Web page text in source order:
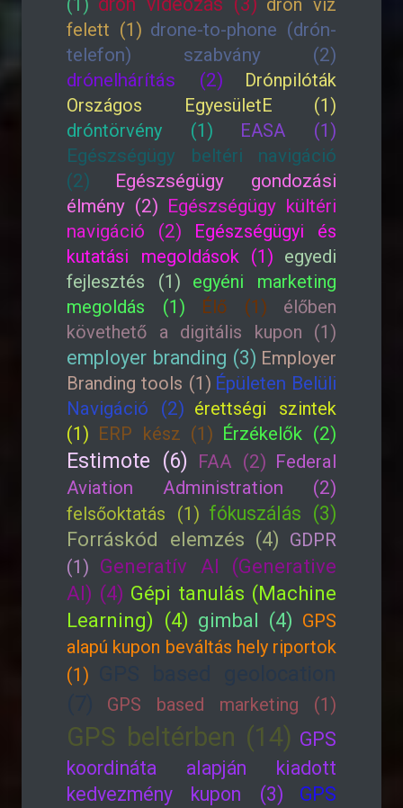
(1)
drón víz
felett (1) drone-to-phone (drón-
telefon) szabvány (2)
drónelhárítás (2)
Drónpilóták
Országos EgyesületE (1)
dróntörvény (1)
EASA (1)
Egészségügy beltéri navigáció
(2)
Egészségügy gondozási
élmény (2) Egészségügy kültéri
navigáció (2)
Egészségügyi és
kutatási megoldások (1) egyedi
fejlesztés (1)
egyéni marketing
megoldás (1)
Élő (1)
élőben
követhető a digitális kupon (1)
employer branding (3) Employer
Branding tools (1) Épületen Belüli
Navigáció (2) érettségi szintek
(1) ERP kész (1) Érzékelők (2)
Estimote (6) FAA (2) Federal
Aviation Administration (2)
felsőoktatás (1) fókuszálás (3)
Forráskód elemzés (4) GDPR
(1) Generatív AI (Generative
AI) (4) Gépi tanulás (Machine
Learning) (4) gimbal (4) GPS
alapú kupon beváltás hely riportok
(1)
GPS based marketing (1)
GPS beltérben (14) GPS
koordináta alapján kiadott
kedvezmény kupon (3)
GPS